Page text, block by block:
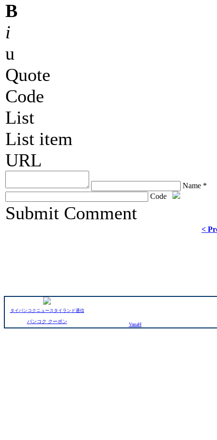
B
i
u
Quote
Code
List
List item
URL
Name *
Code
Submit Comment
<
タイバンコクニュースタイランド通信
バンコク クーポン
VanaH